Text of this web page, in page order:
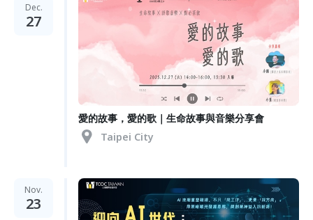
Dec.
27
愛的故事，愛的歌｜生命故事與音樂分享會
Taipei City
Nov.
23